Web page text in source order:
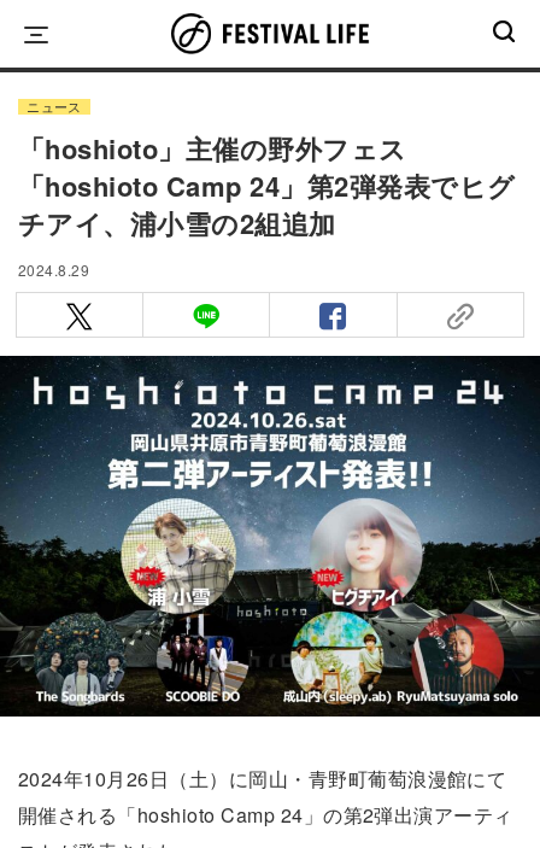
content
ニュース
「hoshioto」主催の野外フェス
「hoshioto Camp 24」第2弾発表でヒグ
チアイ、浦小雪の2組追加
2024.8.29
2024年10月26日（土）に岡山・青野町葡萄浪漫館にて
開催される「hoshioto Camp 24」の第2弾出演アーティ